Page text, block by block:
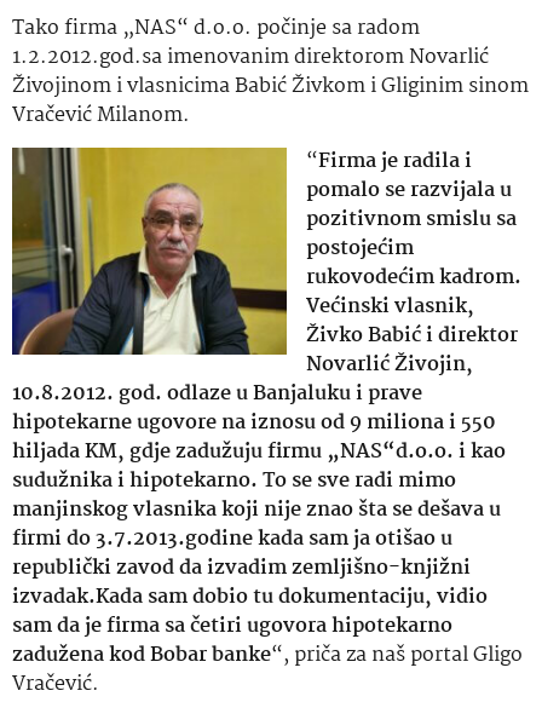
Tako firma „NAS“ d.o.o. počinje sa radom
1.2.2012.god.sa imenovanim direktorom Novarlić
Živojinom i vlasnicima Babić Živkom i Gliginim sinom
Vračević Milanom.
“Firma je radila i
pomalo se razvijala u
pozitivnom smislu sa
postojećim
rukovodećim kadrom.
Većinski vlasnik,
Živko Babić i direktor
Novarlić Živojin,
10.8.2012. god. odlaze u Banjaluku i prave
hipotekarne ugovore na iznosu od 9 miliona i 550
hiljada KM, gdje zadužuju firmu „NAS“d.o.o. i kao
sudužnika i hipotekarno. To se sve radi mimo
manjinskog vlasnika koji nije znao šta se dešava u
firmi do 3.7.2013.godine kada sam ja otišao u
republički zavod da izvadim zemljišno-knjižni
izvadak.Kada sam dobio tu dokumentaciju, vidio
sam da je firma sa četiri ugovora hipotekarno
zadužena kod Bobar banke“, priča za naš portal Gligo
Vračević.